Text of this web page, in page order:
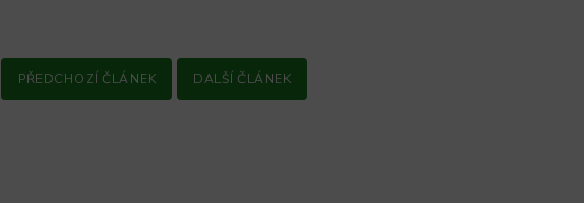
PŘEDCHOZÍ ČLÁNEK DALŠÍ ČLÁNEK